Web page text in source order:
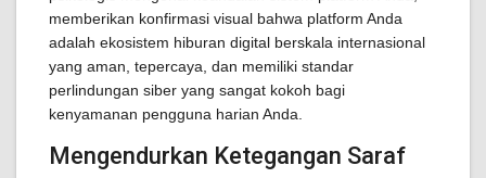
memberikan konfirmasi visual bahwa platform Anda
adalah ekosistem hiburan digital berskala internasional
yang aman, tepercaya, dan memiliki standar
perlindungan siber yang sangat kokoh bagi
kenyamanan pengguna harian Anda.
Mengendurkan Ketegangan Saraf